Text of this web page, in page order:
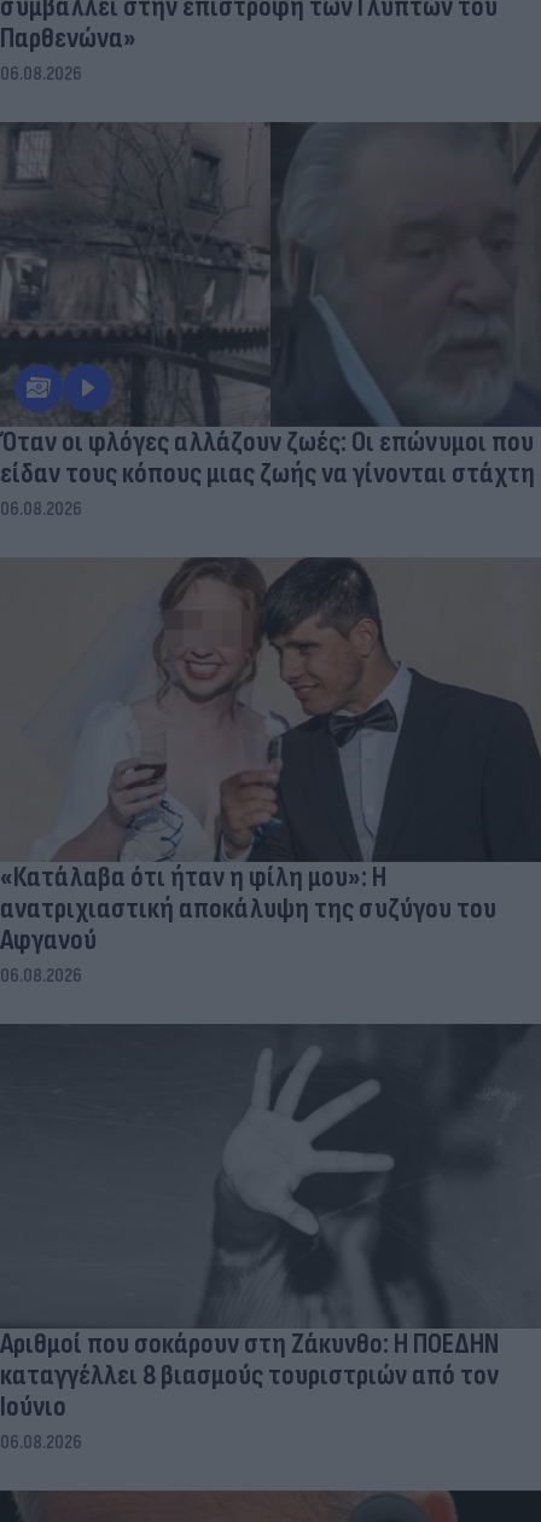
Παρθενώνα»
06.08.2026
Όταν οι φλόγες αλλάζουν ζωές: Οι επώνυμοι που
είδαν τους κόπους μιας ζωής να γίνονται στάχτη
06.08.2026
«Κατάλαβα ότι ήταν η φίλη μου»: Η
ανατριχιαστική αποκάλυψη της συζύγου του
Αφγανού
06.08.2026
Αριθμοί που σοκάρουν στη Ζάκυνθο: Η ΠΟΕΔΗΝ
καταγγέλλει 8 βιασμούς τουριστριών από τον
Ιούνιο
06.08.2026